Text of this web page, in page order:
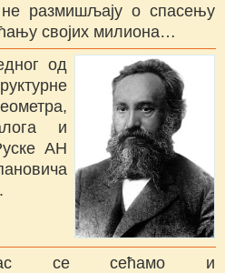
размишљају о спасењу
својих милиона…
од
и
АН
се сећамо и